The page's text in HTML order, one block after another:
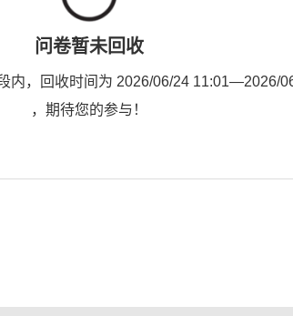
问卷暂未回收
内，回收时间为 2026/06/24 11:01—2026/
，期待您的参与！